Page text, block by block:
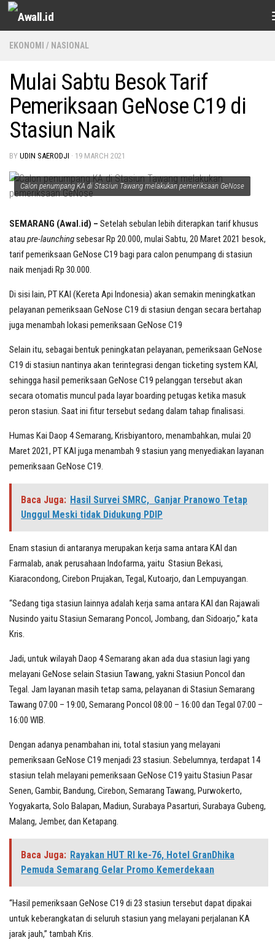
Skip to content
EKONOMI / NASIONAL
Mulai Sabtu Besok Tarif
Pemeriksaan GeNose C19 di
Stasiun Naik
BY UDIN SAERODJI · 19 MARCH 2021
Calon penumpang KA di Stasiun Tawang melakukan pemeriksaan GeNose
SEMARANG (Awal.id) – Setelah sebulan lebih diterapkan tarif khusus
atau pre-launchingsebesar Rp 20.000, mulai Sabtu, 20 Maret 2021 besok,
tarif pemeriksaan GeNose C19 bagi para calon penumpang di stasiun
naik menjadi Rp 30.000.
Di sisi lain, PT KAI (Kereta Api Indonesia) akan semakin meningkatkan
pelayanan pemeriksaan GeNose C19 di stasiun dengan secara bertahap
juga menambah lokasi pemeriksaan GeNose C19
Selain itu, sebagai bentuk peningkatan pelayanan, pemeriksaan GeNose
C19 di stasiun nantinya akan terintegrasi dengan ticketing system KAI,
sehingga hasil pemeriksaan GeNose C19 pelanggan tersebut akan
secara otomatis muncul pada layar boarding petugas ketika masuk
peron stasiun. Saat ini fitur tersebut sedang dalam tahap finalisasi.
Humas Kai Daop 4 Semarang, Krisbiyantoro, menambahkan, mulai 20
Maret 2021, PT KAI juga menambah 9 stasiun yang menyediakan layanan
pemeriksaan GeNose C19.
Baca Juga: Hasil Survei SMRC, Ganjar Pranowo Tetap
Unggul Meski tidak Didukung PDIP
Enam stasiun di antaranya merupakan kerja sama antara KAI dan
Farmalab, anak perusahaan Indofarma, yaitu Stasiun Bekasi,
Kiaracondong, Cirebon Prujakan, Tegal, Kutoarjo, dan Lempuyangan.
“Sedang tiga stasiun lainnya adalah kerja sama antara KAI dan Rajawali
Nusindo yaitu Stasiun Semarang Poncol, Jombang, dan Sidoarjo,” kata
Kris.
Jadi, untuk wilayah Daop 4 Semarang akan ada dua stasiun lagi yang
melayani GeNose selain Stasiun Tawang, yakni Stasiun Poncol dan
Tegal. Jam layanan masih tetap sama, pelayanan di Stasiun Semarang
Tawang 07:00 – 19:00, Semarang Poncol 08:00 – 16:00 dan Tegal 07:00 –
16:00 WIB.
Dengan adanya penambahan ini, total stasiun yang melayani
pemeriksaan GeNose C19 menjadi 23 stasiun. Sebelumnya, terdapat 14
stasiun telah melayani pemeriksaan GeNose C19 yaitu Stasiun Pasar
Senen, Gambir, Bandung, Cirebon, Semarang Tawang, Purwokerto,
Yogyakarta, Solo Balapan, Madiun, Surabaya Pasarturi, Surabaya Gubeng,
Malang, Jember, dan Ketapang.
Baca Juga: Rayakan HUT RI ke-76, Hotel GranDhika
Pemuda Semarang Gelar Promo Kemerdekaan
“Hasil pemeriksaan GeNose C19 di 23 stasiun tersebut dapat dipakai
untuk keberangkatan di seluruh stasiun yang melayani perjalanan KA
jarak jauh,” tambah Kris.